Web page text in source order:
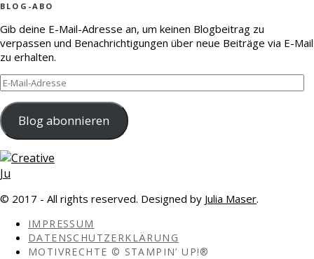
BLOG-ABO
Gib deine E-Mail-Adresse an, um keinen Blogbeitrag zu
verpassen und Benachrichtigungen über neue Beiträge via E-Mail
zu erhalten.
E-
Mail-
Adresse
Blog abonnieren
© 2017 - All rights reserved. Designed by Julia Maser.
IMPRESSUM
DATENSCHUTZERKLÄRUNG
MOTIVRECHTE © STAMPIN’ UP!®